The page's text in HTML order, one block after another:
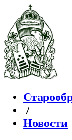
/
Новости